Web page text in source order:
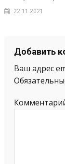
22.11.2021
Добавить
Ваш адрес